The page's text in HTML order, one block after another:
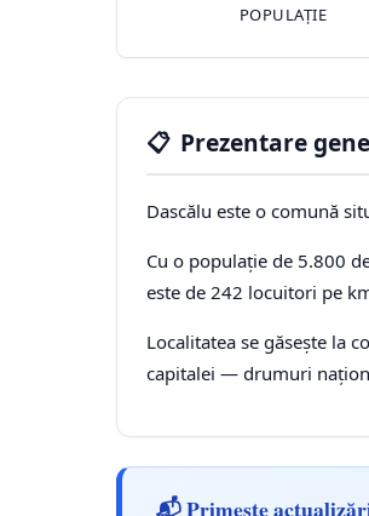
POPULAȚIE
📋 Prezentare
Dascălu este o comună
Cu o populație de 5.800
este de 242 locuitori pe
Localitatea se găsește la
capitalei — drumuri
📬 Primește